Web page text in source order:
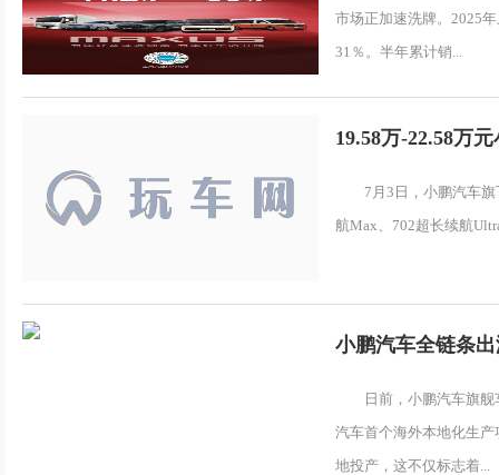
市场正加速洗牌。2025
31％。半年累计销...
19.58万-22.58万
7月3日，小鹏汽车
航Max、702超长续航
小鹏汽车全链条
日前，小鹏汽车旗
汽车首个海外本地化生
地投产，这不仅标志着...